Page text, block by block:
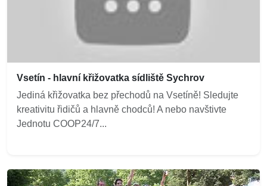
Vsetín - hlavní křižovatka sídliště Sychrov
Jediná křižovatka bez přechodů na Vsetíně! Sledujte
kreativitu řidičů a hlavně chodců! A nebo navštivte
Jednotu COOP24/7...